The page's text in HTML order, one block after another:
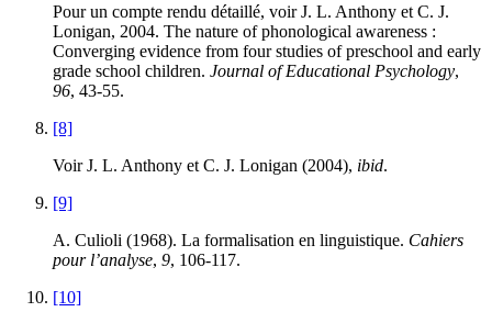
Pour un compte rendu détaillé, voir J. L. Anthony et C. J.
Lonigan, 2004. The nature of phonological awareness :
Converging evidence from four studies of preschool and early
grade school children. Journal of Educational Psychology,
96, 43-55.
[8]
Voir J. L. Anthony et C. J. Lonigan (2004), ibid.
[9]
A. Culioli (1968). La formalisation en linguistique. Cahiers
pour l’analyse, 9, 106-117.
[10]